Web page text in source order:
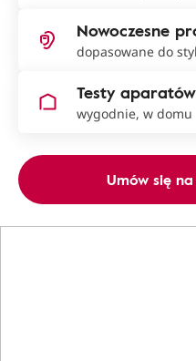
Nowoczesne
dopasowane do
Testy
wygodnie, w domu
Umów się